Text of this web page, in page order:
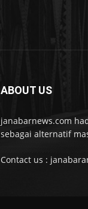
ABOUT US
janabarnews.com
sebagai alternatif
Contact us :